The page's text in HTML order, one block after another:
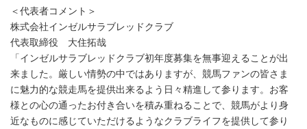
＜代表者コメント＞
株式会社インゼルサラブレッドクラブ
代表取締役 大住拓哉
「インゼルサラブレッドクラブ初年度募集を無事迎えることが出
来ました。厳しい情勢の中ではありますが、競馬ファンの皆さま
に魅力的な競走馬を提供出来るよう日々精進して参ります。お客
様との心の通ったお付き合いを積み重ねることで、競馬がより身
近なものに感じていただけるようなクラブライフを提供して参り
English